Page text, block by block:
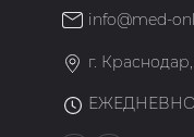
info@med-
г.
ЕЖЕДНЕВНО,